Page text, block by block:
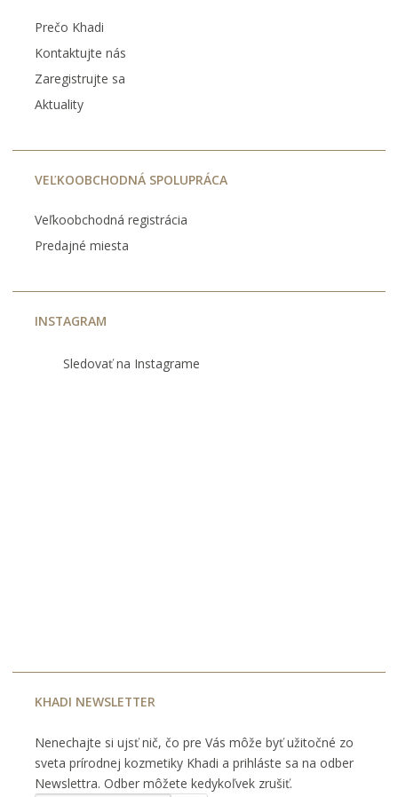
Prečo Khadi
Kontaktujte nás
Zaregistrujte sa
Aktuality
VEĽKOOBCHODNÁ SPOLUPRÁCA
Veľkoobchodná registrácia
Predajné miesta
INSTAGRAM
Sledovať na Instagrame
KHADI NEWSLETTER
Nenechajte si ujsť nič, čo pre Vás môže byť užitočné zo
sveta prírodnej kozmetiky Khadi a prihláste sa na odber
Newslettra. Odber môžete kedykoľvek zrušiť.